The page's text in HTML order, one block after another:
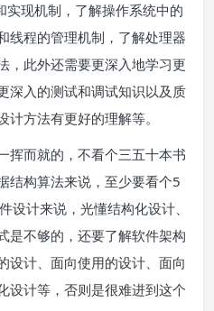
实现机制，了解操作系统中的
线程的管理机制，了解处理器
，此外还需要更深入地学习更
深入的测试和调试知识以及质
方法有更好的理解等。
挥而就的，不看个三五十本书
结构算法来说，至少要看个5
设计来说，光懂结构化设计、
是不够的，还要了解软件架构
设计、面向使用的设计、面向
设计等，否则是很难进到这个